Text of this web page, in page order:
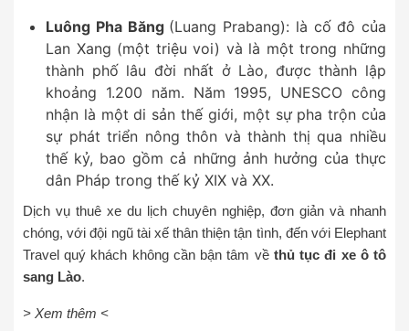
Luông Pha Băng (Luang Prabang): là cố đô của
Lan Xang (một triệu voi) và là một trong những
thành phố lâu đời nhất ở Lào, được thành lập
khoảng 1.200 năm. Năm 1995, UNESCO công
nhận là một di sản thế giới, một sự pha trộn của
sự phát triển nông thôn và thành thị qua nhiều
thế kỷ, bao gồm cả những ảnh hưởng của thực
dân Pháp trong thế kỷ XIX và XX.
Dịch vụ thuê xe du lịch chuyên nghiệp, đơn giản và nhanh
chóng, với đội ngũ tài xế thân thiện tận tình, đến với Elephant
Travel quý khách không cần bận tâm về thủ tục đi xe ô tô
sang Lào.
> Xem thêm <